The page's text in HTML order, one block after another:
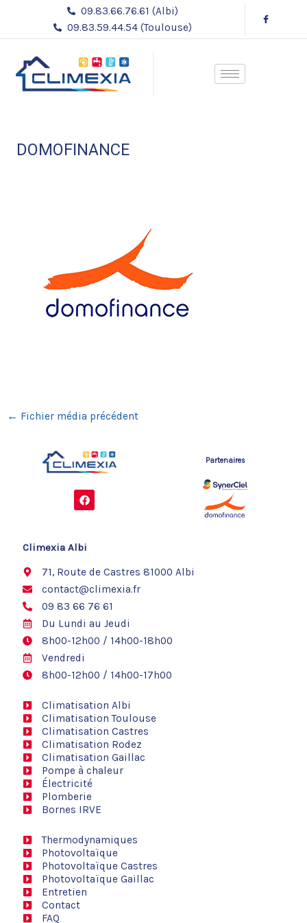
contenu
09.83.66.76.61 (Albi)
09.83.59.44.54 (Toulouse)
DOMOFINANCE
articles
← Fichier média précédent
F
a
c
o
Partenaires
Climexia Albi
71, Route de Castres 81000 Albi
contact@climexia.fr
09 83 66 76 61
Du Lundi au Jeudi
8h00-12h00 / 14h00-18h00
Vendredi
8h00-12h00 / 14h00-17h00
Climatisation Albi
Climatisation Toulouse
Climatisation Castres
Climatisation Rodez
Climatisation Gaillac
Pompe à chaleur
Électricité
Plomberie
Bornes IRVE
Thermodynamiques
Photovoltaïque
Photovoltaïque Castres
Photovoltaïque Gaillac
Entretien
Contact
FAQ